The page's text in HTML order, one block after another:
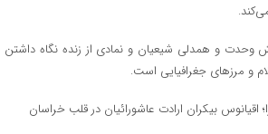
وحدت و همدلی شیعیان و نمادی از زنده نگاه داشتن
و مرزهای جغرافیایی است.